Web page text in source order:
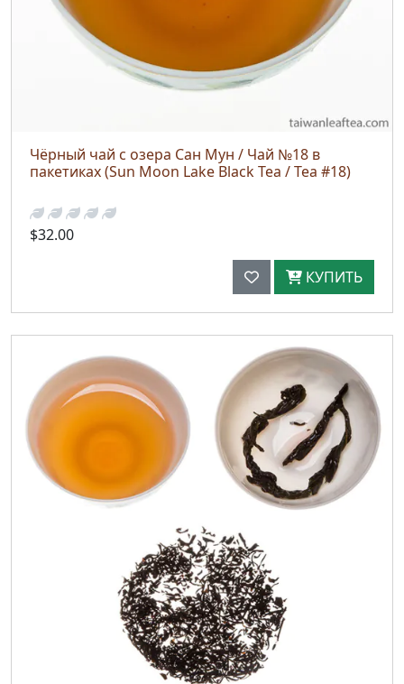
Чёрный чай с озера Сан Мун / Чай №18 в
пакетиках (Sun Moon Lake Black Tea / Tea #18)
$32.00
КУПИТЬ